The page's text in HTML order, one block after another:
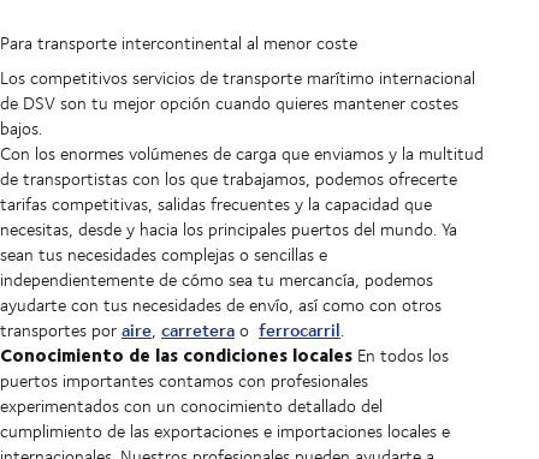
Para transporte intercontinental al menor coste
Los competitivos servicios de transporte marítimo internacional
de DSV son tu mejor opción cuando quieres mantener costes
bajos.
Con los enormes volúmenes de carga que enviamos y la multitud
de transportistas con los que trabajamos, podemos ofrecerte
tarifas competitivas, salidas frecuentes y la capacidad que
necesitas, desde y hacia los principales puertos del mundo. Ya
sean tus necesidades complejas o sencillas e
independientemente de cómo sea tu mercancía, podemos
ayudarte con tus necesidades de envío, así como con otros
transportes poraire, carreterao ferrocarril.
Conocimiento de las condiciones locales En todos los
puertos importantes contamos con profesionales
experimentados con un conocimiento detallado del
cumplimiento de las exportaciones e importaciones locales e